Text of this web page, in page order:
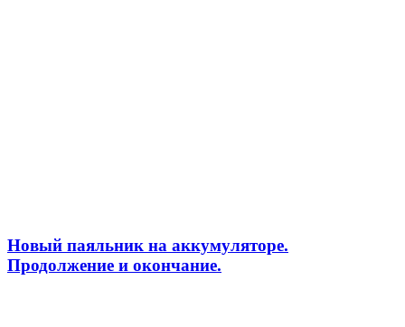
Новый паяльник на аккумуляторе.
Продолжение и окончание.